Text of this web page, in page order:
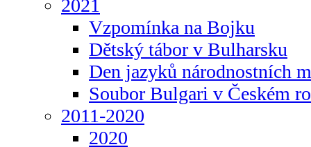
2021
Vzpomínka na Bojku
Dětský tábor v Bulharsku
Den jazyků národnostních
Soubor Bulgari v Českém
2011-2020
2020